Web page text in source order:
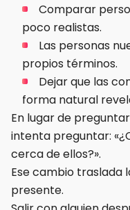
Comparar
poco realistas.
Las personas
propios términos.
Dejar que las
forma natural
En lugar de
intenta preguntar:
cerca de ellos?».
Ese cambio traslada
presente.